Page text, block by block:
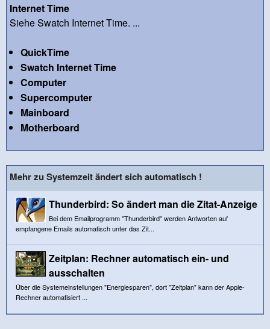
Internet Time
Siehe Swatch Internet Time. ...
QuickTime
Swatch Internet Time
Computer
Supercomputer
Mainboard
Motherboard
Mehr zu Systemzeit ändert sich automatisch !
Thunderbird: So ändert man die Zitat-Anzeige
Bei dem Emailprogramm "Thunderbird" werden Antworten auf
empfangene Emails automatisch unter das Zit...
Zeitplan: Rechner automatisch ein- und
ausschalten
Über die Systemeinstellungen "Energiesparen", dort "Zeitplan" kann der Apple-
Rechner automatisiert ...